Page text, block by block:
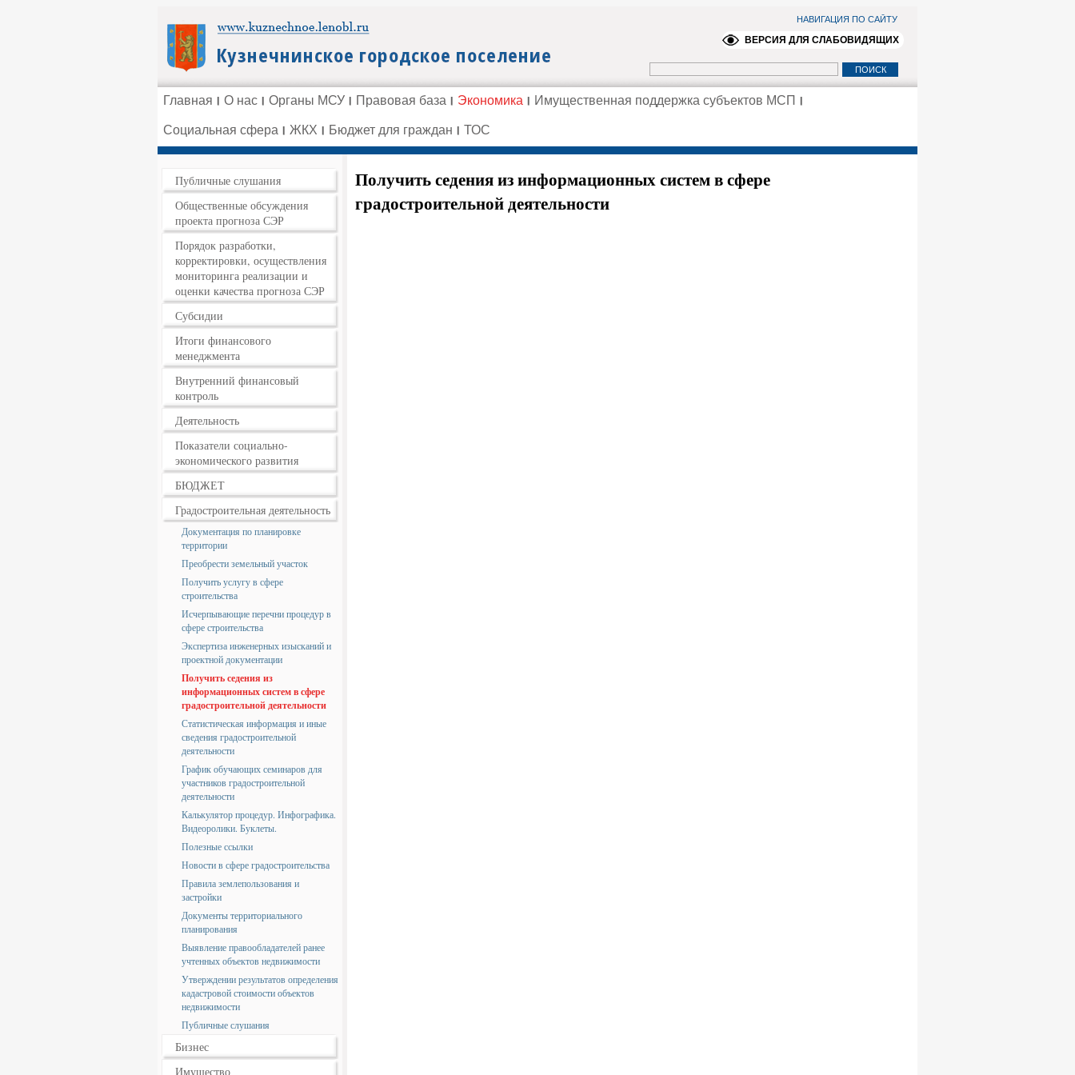
НАВИГАЦИЯ ПО САЙТУ
ВЕРСИЯ ДЛЯ СЛАБОВИДЯЩИХ
Главная О нас Органы МСУ Правовая база Экономика Имущественная поддержка субъектов МСП
Социальная сфера ЖКХ Бюджет для граждан ТОС
Публичные слушания
Общественные обсуждения
проекта прогноза СЭР
Порядок разработки,
корректировки, осуществления
мониторинга реализации и
оценки качества прогноза СЭР
Субсидии
Итоги финансового
менеджмента
Внутренний финансовый
контроль
Деятельность
Показатели социально-
экономического развития
БЮДЖЕТ
Градостроительная деятельность
Документация по планировке
территории
Преобрести земельный участок
Получить услугу в сфере
строительства
Исчерпывающие перечни процедур в
сфере строительства
Экспертиза инженерных изысканий и
проектной документации
Получить седения из
информационных систем в сфере
градостроительной деятельности
Статистическая информация и иные
сведения градостроительной
деятельности
График обучающих семинаров для
участников градостроительной
деятельности
Калькулятор процедур. Инфографика.
Видеоролики. Буклеты.
Полезные ссылки
Новости в сфере градостроительства
Правила землепользования и
застройки
Документы территориального
планирования
Выявление правообладателей ранее
учтенных объектов недвижимости
Утверждении результатов определения
кадастровой стоимости объектов
недвижимости
Публичные слушания
Бизнес
Имущество
Получить седения из информационных систем в сфере
градостроительной деятельности